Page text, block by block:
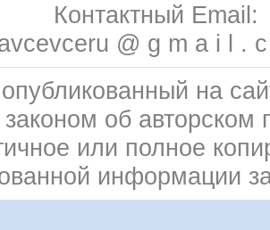
Контактный Email:
@ g m a i l .
на
об авторском
или полное
информации